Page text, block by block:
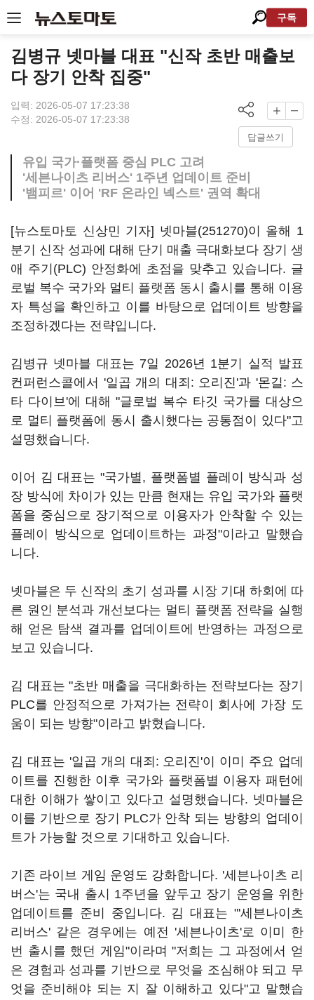
구독
김병규 넷마블 대표 "신작 초반 매출보
다 장기 안착 집중"
입력: 2026-05-07 17:23:38
수정: 2026-05-07 17:23:38
답글쓰기
유입 국가·플랫폼 중심 PLC 고려
'세븐나이츠 리버스' 1주년 업데이트 준비
'뱀피르' 이어 'RF 온라인 넥스트' 권역 확대
[뉴스토마토 신상민 기자] 넷마블(251270)이 올해 1
분기 신작 성과에 대해 단기 매출 극대화보다 장기 생
애 주기(PLC) 안정화에 초점을 맞추고 있습니다. 글
로벌 복수 국가와 멀티 플랫폼 동시 출시를 통해 이용
자 특성을 확인하고 이를 바탕으로 업데이트 방향을
조정하겠다는 전략입니다.
김병규 넷마블 대표는 7일 2026년 1분기 실적 발표
컨퍼런스콜에서 '일곱 개의 대죄: 오리진'과 '몬길: 스
타 다이브'에 대해 "글로벌 복수 타깃 국가를 대상으
로 멀티 플랫폼에 동시 출시했다는 공통점이 있다"고
설명했습니다.
이어 김 대표는 "국가별, 플랫폼별 플레이 방식과 성
장 방식에 차이가 있는 만큼 현재는 유입 국가와 플랫
폼을 중심으로 장기적으로 이용자가 안착할 수 있는
플레이 방식으로 업데이트하는 과정"이라고 말했습
니다.
넷마블은 두 신작의 초기 성과를 시장 기대 하회에 따
른 원인 분석과 개선보다는 멀티 플랫폼 전략을 실행
해 얻은 탐색 결과를 업데이트에 반영하는 과정으로
보고 있습니다.
김 대표는 "초반 매출을 극대화하는 전략보다는 장기
PLC를 안정적으로 가져가는 전략이 회사에 가장 도
움이 되는 방향"이라고 밝혔습니다.
김 대표는 '일곱 개의 대죄: 오리진'이 이미 주요 업데
이트를 진행한 이후 국가와 플랫폼별 이용자 패턴에
대한 이해가 쌓이고 있다고 설명했습니다. 넷마블은
이를 기반으로 장기 PLC가 안착 되는 방향의 업데이
트가 가능할 것으로 기대하고 있습니다.
기존 라이브 게임 운영도 강화합니다. '세븐나이츠 리
버스'는 국내 출시 1주년을 앞두고 장기 운영을 위한
업데이트를 준비 중입니다. 김 대표는 "'세븐나이츠
리버스' 같은 경우에는 예전 '세븐나이츠'로 이미 한
번 출시를 했던 게임"이라며 "저희는 그 과정에서 얻
은 경험과 성과를 기반으로 무엇을 조심해야 되고 무
엇을 준비해야 되는 지 잘 이해하고 있다"고 말했습